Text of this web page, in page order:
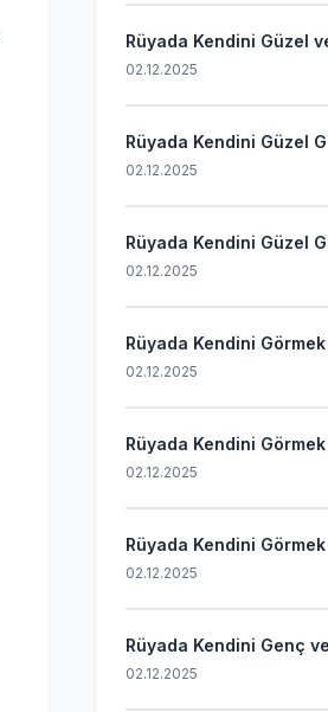
Rüyada Kendini Güzel
02.12.2025
Rüyada Kendini Güzel
02.12.2025
Rüyada Kendini Güzel
02.12.2025
Rüyada Kendini
02.12.2025
Rüyada Kendini
02.12.2025
Rüyada Kendini
02.12.2025
Rüyada Kendini Genç
02.12.2025